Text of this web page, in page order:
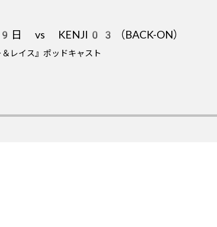
KENJI03（BACK-ON）
レイス』ポッドキャスト